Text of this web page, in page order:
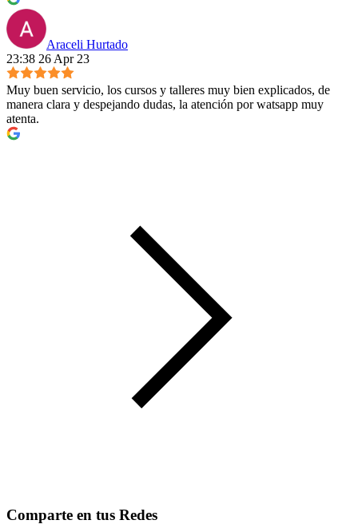
Araceli Hurtado
23:38 26 Apr 23
Muy buen servicio, los cursos y talleres muy bien explicados, de
manera clara y despejando dudas, la atención por watsapp muy
atenta.
Comparte en tus Redes